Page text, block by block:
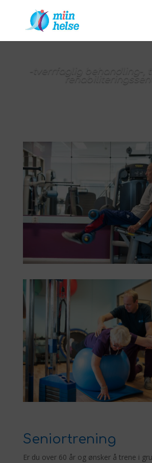
-tverrfaglig behandling-,
Seniortrening
Er du over 60 år og ønsker å trene i